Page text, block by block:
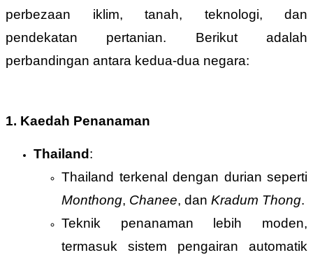
perbezaan iklim, tanah, teknologi, dan
pendekatan pertanian. Berikut adalah
perbandingan antara kedua-dua negara:
1. Kaedah Penanaman
Thailand :
Thailand terkenal dengan durian seperti
Monthong, Chanee, dan Kradum Thong.
Teknik penanaman lebih moden,
termasuk sistem pengairan automatik